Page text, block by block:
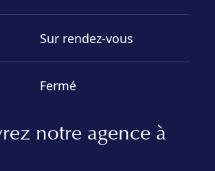
Sur rendez-vous
Fermé
notre agence à